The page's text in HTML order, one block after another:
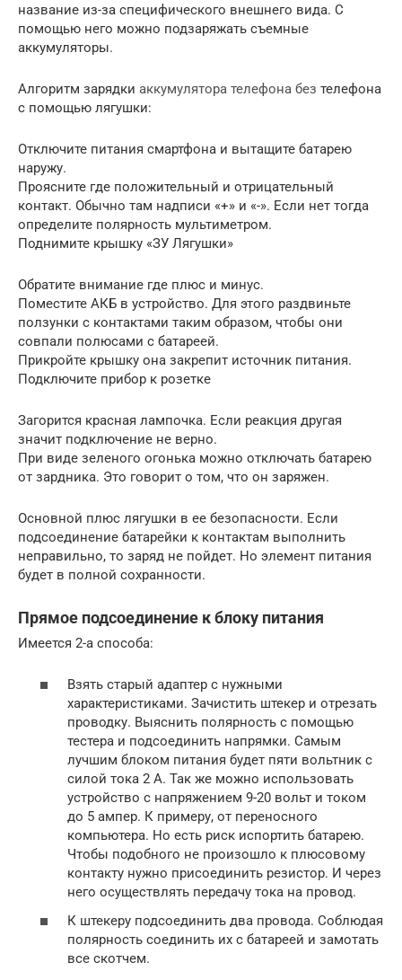
название из-за специфического внешнего вида. С
помощью него можно подзаряжать съемные
аккумуляторы.
Алгоритм зарядки аккумулятора телефона без телефона
с помощью лягушки:
Отключите питания смартфона и вытащите батарею
наружу.
Проясните где положительный и отрицательный
контакт. Обычно там надписи «+» и «-». Если нет тогда
определите полярность мультиметром.
Поднимите крышку «ЗУ Лягушки»
Обратите внимание где плюс и минус.
Поместите АКБ в устройство. Для этого раздвиньте
ползунки с контактами таким образом, чтобы они
совпали полюсами с батареей.
Прикройте крышку она закрепит источник питания.
Подключите прибор к розетке
Загорится красная лампочка. Если реакция другая
значит подключение не верно.
При виде зеленого огонька можно отключать батарею
от зардника. Это говорит о том, что он заряжен.
Основной плюс лягушки в ее безопасности. Если
подсоединение батарейки к контактам выполнить
неправильно, то заряд не пойдет. Но элемент питания
будет в полной сохранности.
Прямое подсоединение к блоку питания
Имеется 2-а способа:
Взять старый адаптер с нужными
характеристиками. Зачистить штекер и отрезать
проводку. Выяснить полярность с помощью
тестера и подсоединить напрямки. Самым
лучшим блоком питания будет пяти вольтник с
силой тока 2 А. Так же можно использовать
устройство с напряжением 9-20 вольт и током
до 5 ампер. К примеру, от переносного
компьютера. Но есть риск испортить батарею.
Чтобы подобного не произошло к плюсовому
контакту нужно присоединить резистор. И через
него осуществлять передачу тока на провод.
К штекеру подсоединить два провода. Соблюдая
полярность соединить их с батареей и замотать
все скотчем.